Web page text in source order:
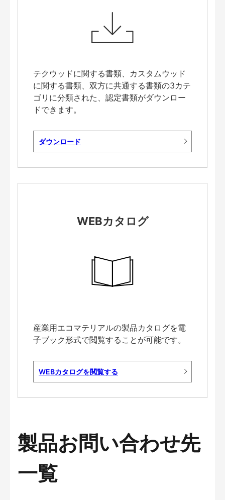
テクウッドに関する書類、カスタムウッド
に関する書類、双方に共通する書類の3カテ
ゴリに分類された、認定書類がダウンロー
ドできます。
ダウンロード
WEBカタログ
産業用エコマテリアルの製品カタログを電
子ブック形式で閲覧することが可能です。
WEBカタログを閲覧する
製品お問い合わせ先
一覧